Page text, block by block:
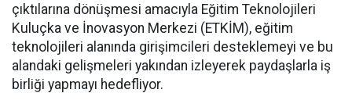
çıktılarına dönüşmesi amacıyla Eğitim Teknolojileri
Kuluçka ve İnovasyon Merkezi (ETKİM), eğitim
teknolojileri alanında girişimcileri desteklemeyi ve bu
alandaki gelişmeleri yakından izleyerek paydaşlarla iş
birliği yapmayı hedefliyor.